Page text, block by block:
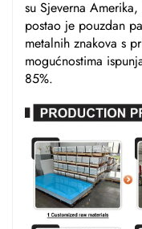
su Sjeverna
postao je pouzdan
metalnih znakova s
mogućnostima
85%.